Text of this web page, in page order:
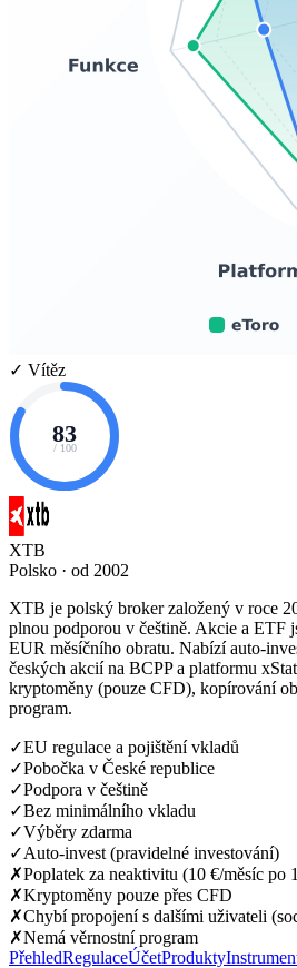
✓ Vítěz
83
/ 100
XTB
Polsko · od 2002
XTB je polský broker založený v roce
plnou podporou v češtině. Akcie a ETF
EUR měsíčního obratu. Nabízí auto-
českých akcií na BCPP a platformu
kryptoměny (pouze CFD), kopírování
program.
✓EU regulace a pojištění vkladů
✓Pobočka v České republice
✓Podpora v češtině
✓Bez minimálního vkladu
✓Výběry zdarma
✓Auto-invest (pravidelné investování)
✗Poplatek za neaktivitu (10 €/měsíc po
✗Kryptoměny pouze přes CFD
✗Chybí propojení s dalšími uživateli
✗Nemá věrnostní program
PřehledRegulaceÚčetProdukty